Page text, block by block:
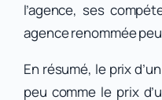
l’agence, ses
agence renommée
En résumé, le prix
peu comme le prix